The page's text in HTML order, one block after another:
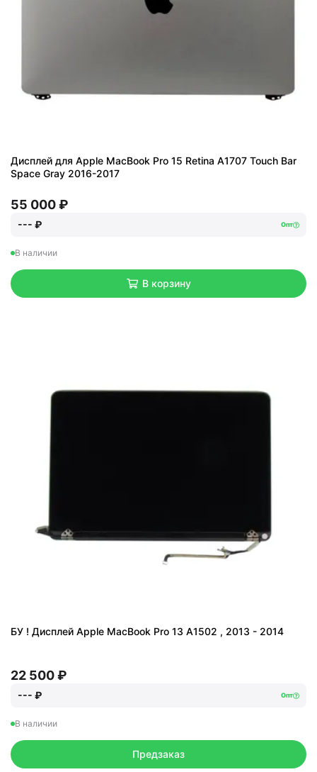
Дисплей для Apple MacBook Pro 15 Retina A1707 Touch Bar
Space Gray 2016-2017
55 000 ₽
--- ₽ Опт
В наличии
В корзину
БУ ! Дисплей Apple MacBook Pro 13 A1502 , 2013 - 2014
22 500 ₽
--- ₽ Опт
В наличии
Предзаказ